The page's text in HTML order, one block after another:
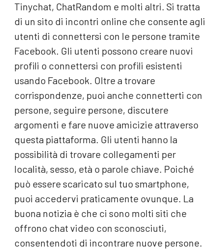
Tinychat, ChatRandom e molti altri. Si tratta
di un sito di incontri online che consente agli
utenti di connettersi con le persone tramite
Facebook. Gli utenti possono creare nuovi
profili o connettersi con profili esistenti
usando Facebook. Oltre a trovare
corrispondenze, puoi anche connetterti con
persone, seguire persone, discutere
argomenti e fare nuove amicizie attraverso
questa piattaforma. Gli utenti hanno la
possibilità di trovare collegamenti per
località, sesso, età o parole chiave. Poiché
può essere scaricato sul tuo smartphone,
puoi accedervi praticamente ovunque. La
buona notizia è che ci sono molti siti che
offrono chat video con sconosciuti,
consentendoti di incontrare nuove persone.